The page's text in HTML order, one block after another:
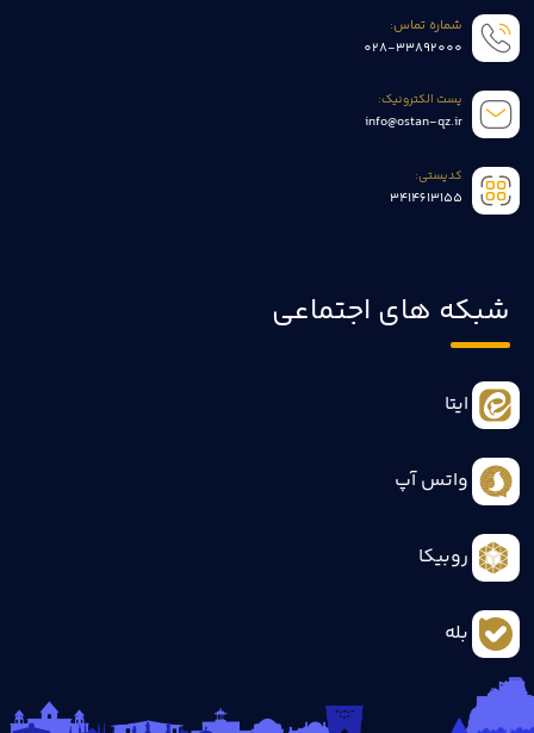
شماره تماس:
028-33892000
پست الکترونیک:
info@ostan-qz.ir
کدپستی:
3414613155
شبکه های اجتماعی
ایتا
واتس آپ
روبیکا
بله